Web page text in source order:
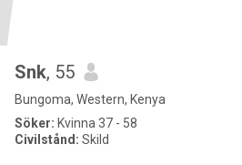
Snk, 55
Bungoma, Western, Kenya
Söker: Kvinna 37 - 58
Civilstånd: Skild